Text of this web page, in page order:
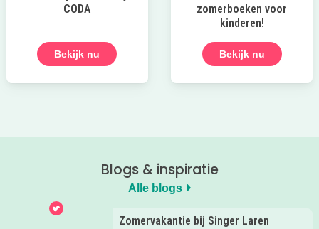
CODA
Bekijk nu
zomerboeken voor
kinderen!
Bekijk nu
Blogs & inspiratie
Alle blogs
Zomervakantie bij Singer Laren